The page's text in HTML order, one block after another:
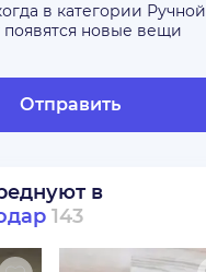
в категории Ручной
появятся новые вещи
Отправить
в
143